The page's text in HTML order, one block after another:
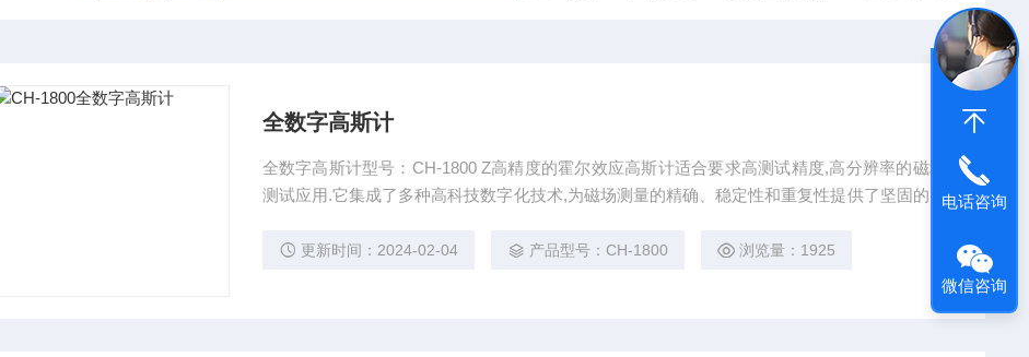
全数字高斯计
全数字高斯计型号：CH-1800 Z高精度的霍尔效应高斯计适合要求高测试精度,高分辨率的磁场
测试应用.它集成了多种高科技数字化技术,为磁场测量的精确、稳定性和重复性提供了坚固的基
更新时间：2024-02-04 产品型号：CH-1800 浏览量：1925
电话咨询
微信咨询